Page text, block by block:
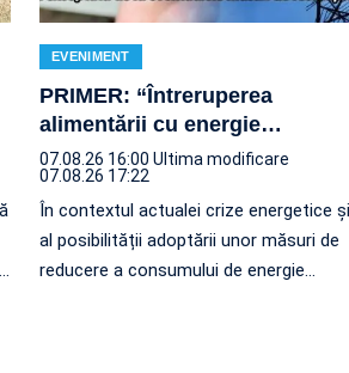
…
EVENIMENT
PRIMER: “Întreruperea
alimentării cu energie…
07.08.26 16:00 Ultima modificare
07.08.26 17:22
În contextul actualei crize energetice și
al posibilității adoptării unor măsuri de
reducere a consumului de energie…